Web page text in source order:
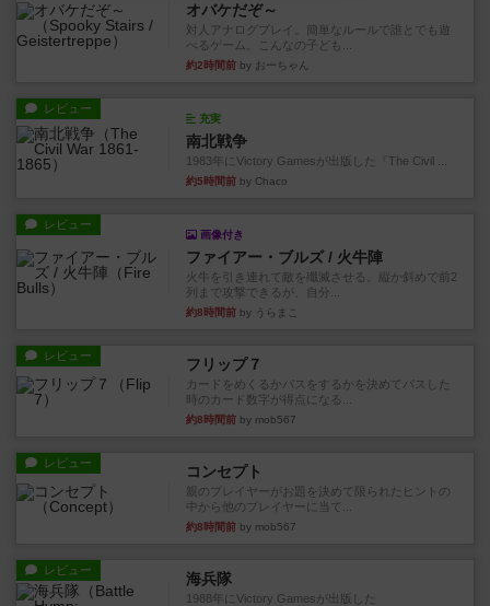
オバケだぞ～
対人アナログプレイ。簡単なルールで誰とでも遊
べるゲーム。こんなの子ども...
約2時間前 by おーちゃん
レビュー
充実
南北戦争
1983年にVictory Gamesが出版した『The Civil ...
約5時間前 by Chaco
レビュー
画像付き
ファイアー・ブルズ / 火牛陣
火牛を引き連れて敵を殲滅させる。縦か斜めで前2
列まで攻撃できるが、自分...
約8時間前 by うらまこ
レビュー フリップ７
カードをめくるかパスをするかを決めてパスした
時のカード数字が得点になる...
約8時間前 by mob567
レビュー コンセプト
親のプレイヤーがお題を決めて限られたヒントの
中から他のプレイヤーに当て...
約8時間前 by mob567
レビュー 海兵隊
1988年にVictory Gamesが出版した